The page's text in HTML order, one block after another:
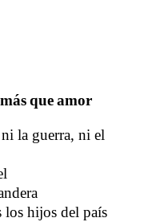
másqueamor
la guerra, ni el
los hijos del país